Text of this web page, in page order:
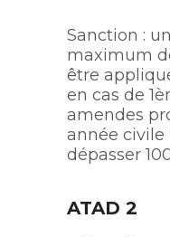
Sanction :
maximum
être
en cas de 1
amendes
année
dépasser
ATAD 2